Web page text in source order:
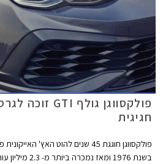
חגיגית
בשנת 1976 ומאז